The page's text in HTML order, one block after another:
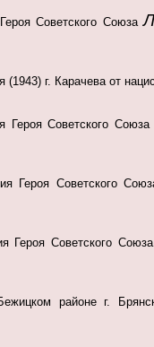
Советского Союза
г. Карачева от
Героя Советского
Героя Советского
Героя Советского
районе г.